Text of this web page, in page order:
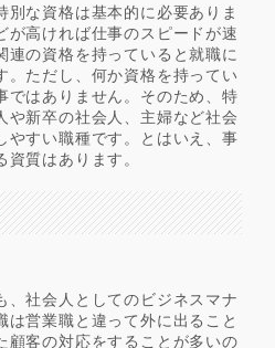
別な資格は基本的に必要ありま
が高ければ仕事のスピードが速
連の資格を持っていると就職に
。ただし、何か資格を持ってい
ではありません。そのため、特
や新卒の社会人、主婦など社会
やすい職種です。とはいえ、事
質はあります。
、社会人としてのビジネスマナ
は営業職と違って外に出ること
顧客の対応をすることが多いの